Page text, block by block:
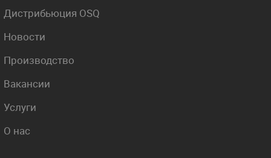
Дистрибьюция OSQ
Новости
Производство
Вакансии
Услуги
О нас